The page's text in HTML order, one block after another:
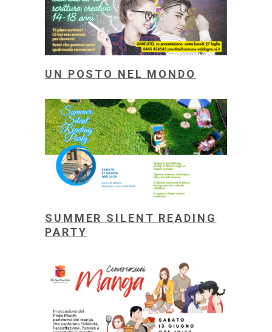
UN POSTO NEL MONDO
SUMMER SILENT READING
PARTY